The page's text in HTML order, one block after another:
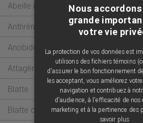
Abeille maçonne
Anthrènes
Anobidés
Attagène
Blatte
Blatte de Pennsylvanie
Nous accordons
grande
votre vie
La protection de vos données est
utilisons des fichiers témoins
d'assurer le bon fonctionnement
les acceptant, vous améliorez
navigation et contribuez à
d'audience, à l'efficacité de nos
marketing et à la pertinence des
savoir plus